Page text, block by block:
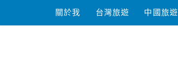
content
關於我 台灣旅遊 中國旅遊